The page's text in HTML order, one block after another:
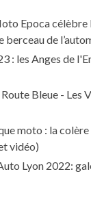
Epoca célèbre
berceau de
: les Anges de
Bleue - Les
moto : la
vidéo)
Lyon 2022: